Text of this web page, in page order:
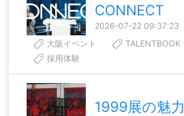
CONNECT
2026-07-22 09:37:23
大阪イベント
TALENTBOOK
採用体験
1999展の魅力